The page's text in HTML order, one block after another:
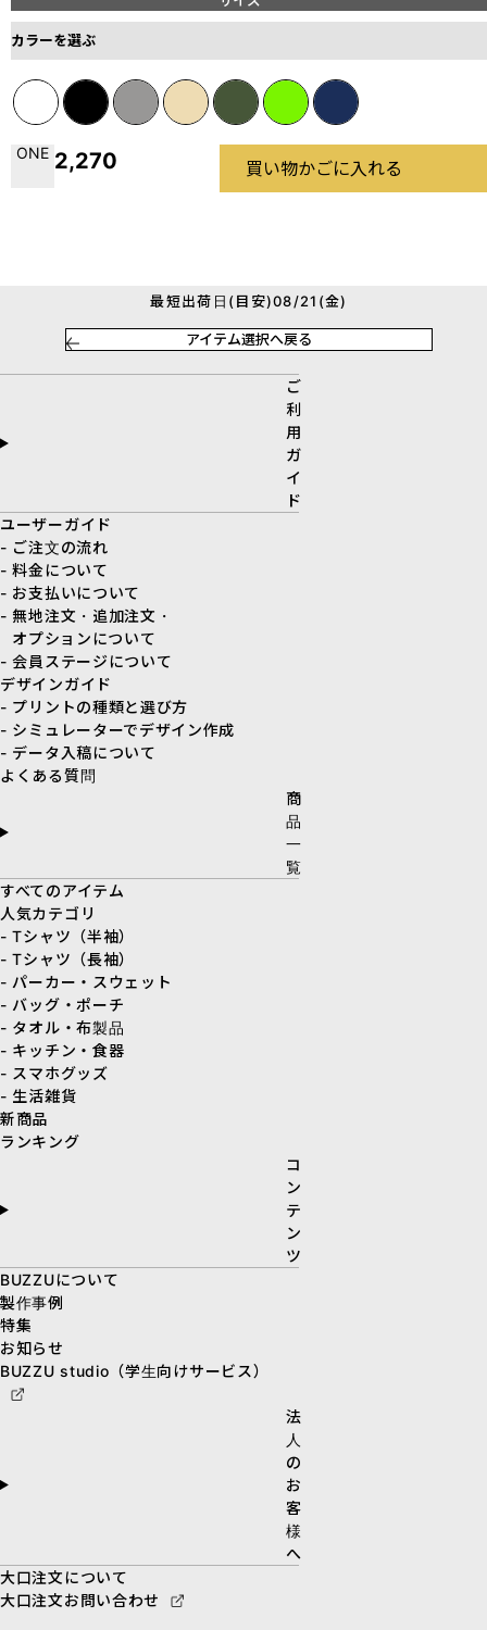
カラーを選ぶ
ONE 2,270 買い物かごに入れる
最短出荷日(目安)08/21(金)
アイテム選択へ戻る
ご
利
用
ガ
イ
ド
ユーザーガイド
- ご注文の流れ
- 料金について
- お支払いについて
- 無地注文・追加注文・
オプションについて
- 会員ステージについて
デザインガイド
- プリントの種類と選び方
- シミュレーターでデザイン作成
- データ入稿について
よくある質問
商
品
一
覧
すべてのアイテム
人気カテゴリ
- Tシャツ（半袖）
- Tシャツ（長袖）
- パーカー・スウェット
- バッグ・ポーチ
- タオル・布製品
- キッチン・食器
- スマホグッズ
- 生活雑貨
新商品
ランキング
コ
ン
テ
ン
ツ
BUZZUについて
製作事例
特集
お知らせ
BUZZU studio（学生向けサービス）
法
人
の
お
客
様
へ
大口注文について
大口注文お問い合わせ